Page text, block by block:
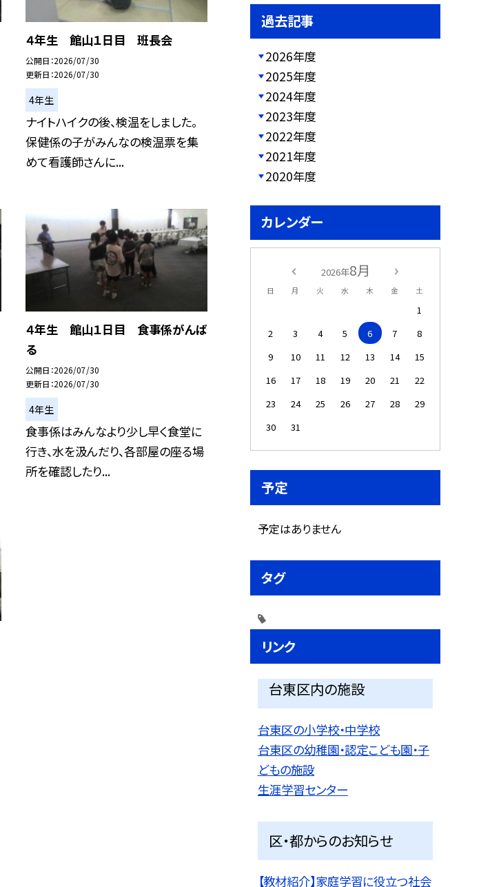
４年生 館山１日目 班長会
公開日 2026/07/30
更新日 2026/07/30
4年生
ナイトハイクの後、検温をしました。
保健係の子がみんなの検温票を集
めて看護師さんに...
４年生 館山１日目 食事係がんば
る
公開日 2026/07/30
更新日 2026/07/30
4年生
食事係はみんなより少し早く食堂に
行き、水を汲んだり、各部屋の座る場
所を確認したり...
過去記事
2026年度
2025年度
2024年度
2023年度
2022年度
2021年度
2020年度
カレンダー
2026年8月
日 月 火 水 木 金 土
1
2
3 4 5 6 7
8
9
10 11 12 13 14
15
16
17 18 19 20 21
22
23
24 25 26 27 28
29
30
31
予定
予定はありません
タグ
リンク
台東区内の施設
台東区の小学校・中学校
台東区の幼稚園・認定こども園・子
どもの施設
生涯学習センター
区・都からのお知らせ
【教材紹介】家庭学習に役立つ社会